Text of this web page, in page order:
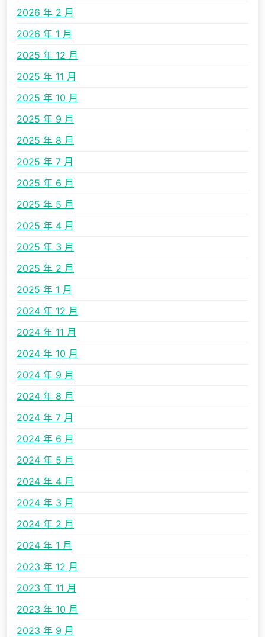
2026 年 2 月
2026 年 1 月
2025 年 12 月
2025 年 11 月
2025 年 10 月
2025 年 9 月
2025 年 8 月
2025 年 7 月
2025 年 6 月
2025 年 5 月
2025 年 4 月
2025 年 3 月
2025 年 2 月
2025 年 1 月
2024 年 12 月
2024 年 11 月
2024 年 10 月
2024 年 9 月
2024 年 8 月
2024 年 7 月
2024 年 6 月
2024 年 5 月
2024 年 4 月
2024 年 3 月
2024 年 2 月
2024 年 1 月
2023 年 12 月
2023 年 11 月
2023 年 10 月
2023 年 9 月